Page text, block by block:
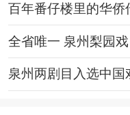
百年番仔楼里的华侨
全省唯一 泉州梨园
泉州两剧目入选中国